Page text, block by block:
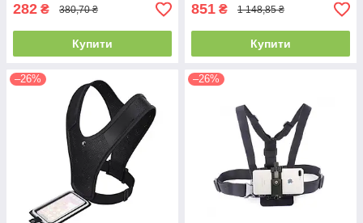
282 ₴ 380,70 ₴
Купити
851 ₴ 1 148,85 ₴
Купити
–26% –26%